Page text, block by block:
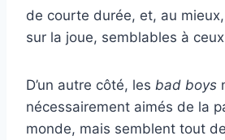
de courte durée, et, au
sur la joue, semblables à
D’un autre côté, les bad boys
nécessairement aimés de la
monde, mais semblent tout